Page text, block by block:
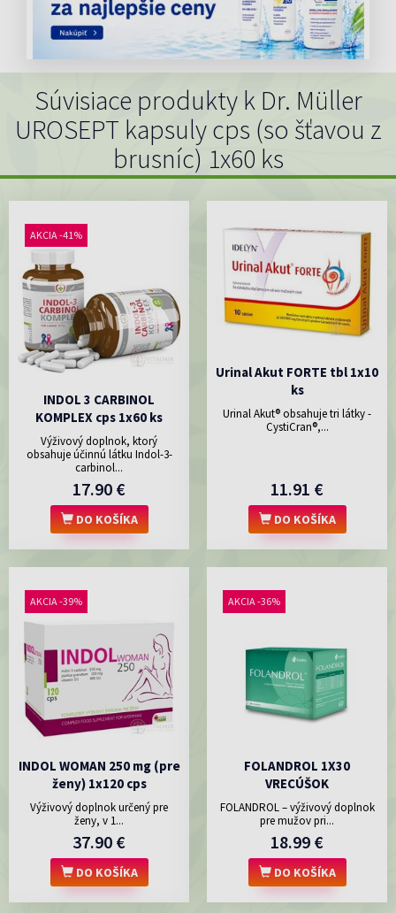
Súvisiace produkty k Dr. Müller
UROSEPT kapsuly cps (so šťavou z
brusníc) 1x60 ks
AKCIA -41%
INDOL 3 CARBINOL
KOMPLEX cps 1x60 ks
Výživový doplnok, ktorý
obsahuje účinnú látku Indol-3-
carbinol...
17.90 €
DO KOŠÍKA
Urinal Akut FORTE tbl 1x10
ks
Urinal Akut® obsahuje tri látky -
CystiCran®,...
11.91 €
DO KOŠÍKA
AKCIA -39%
INDOL WOMAN 250 mg (pre
ženy) 1x120 cps
Výživový doplnok určený pre
ženy, v 1...
37.90 €
DO KOŠÍKA
AKCIA -36%
FOLANDROL 1X30
VRECÚŠOK
FOLANDROL – výživový doplnok
pre mužov pri...
18.99 €
DO KOŠÍKA